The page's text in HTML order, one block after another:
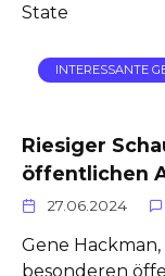
State
INTERESSANTE
Riesiger
öffentlichen
27.06.2024
Gene
besonderen